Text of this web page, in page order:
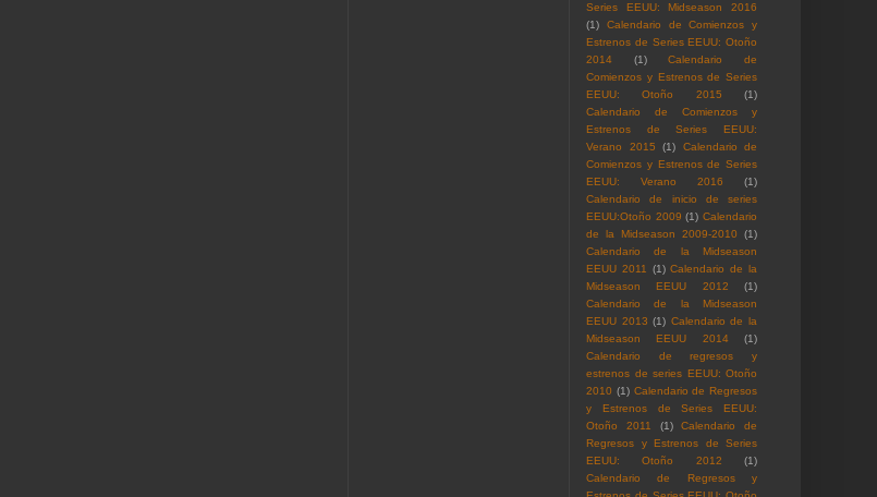
Series EEUU: Midseason 2016
(1)
Calendario de Comienzos y
Estrenos de Series EEUU: Otoño
2014
(1)
Calendario de
Comienzos y Estrenos de Series
EEUU: Otoño 2015
(1)
Calendario de Comienzos y
Estrenos de Series EEUU:
Verano 2015
(1)
Calendario de
Comienzos y Estrenos de Series
EEUU: Verano 2016
(1)
Calendario de inicio de series
EEUU:Otoño 2009 (1) Calendario
de la Midseason 2009-2010
(1)
Calendario de la Midseason
EEUU 2011 (1) Calendario de la
Midseason EEUU 2012
(1)
Calendario de la Midseason
EEUU 2013 (1) Calendario de la
Midseason EEUU 2014
(1)
Calendario de regresos y
estrenos de series EEUU: Otoño
2010 (1) Calendario de Regresos
y Estrenos de Series EEUU:
Otoño 2011
(1)
Calendario de
Regresos y Estrenos de Series
EEUU: Otoño 2012
(1)
Calendario de Regresos y